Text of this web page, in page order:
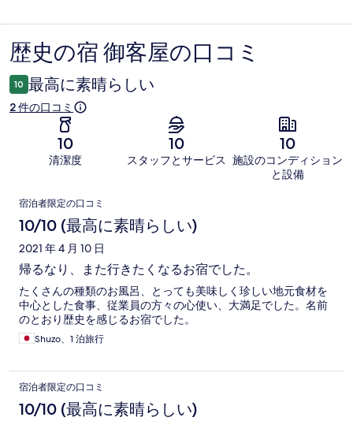
口
コ
ミ
歴史の宿 御客屋の口コミ
10 最高に素晴らしい
2 件の口コミ
10
清潔度
10
スタッフとサービス
10
施設のコンディション
と設備
口
コ
ミ
宿泊者限定の口コミ
10/10 (最高に素晴らしい)
2021 年 4 月 10 日
帰るなり、また行きたくなるお宿でした。
たくさんの種類のお風呂、とっても美味しく珍しい地元食材を
中心とした食事、従業員の方々の心使い、大満足でした。名前
のとおり歴史を感じるお宿でした。
Shuzo、1 泊旅行
宿泊者限定の口コミ
10/10 (最高に素晴らしい)